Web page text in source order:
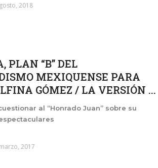
2018
PLAN “B” DEL
MEXIQUENSE PARA
GÓMEZ / LA VERSIÓN ...
al “Honrado Juan” sobre su
2017